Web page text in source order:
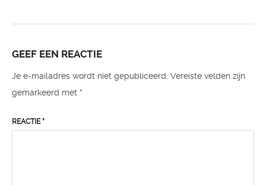
GEEF EEN REACTIE
Je e-mailadres wordt niet gepubliceerd. Vereiste velden zijn
gemarkeerd met *
REACTIE*